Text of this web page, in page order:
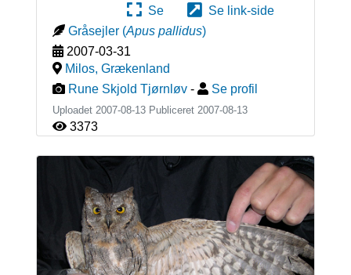
Se
Se link-side
Gråsejler (Apus pallidus)
2007-03-31
Milos, Grækenland
Rune Skjold Tjørnløv - Se profil
Uploadet 2007-08-13 Publiceret 2007-08-13
3373